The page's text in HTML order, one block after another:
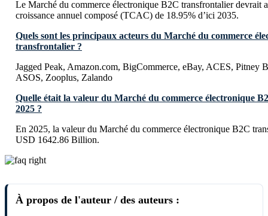
Le Marché du commerce électronique B2C transfrontalier devrait
croissance annuel composé (TCAC) de 18.95% d’ici 2035.
Quels sont les principaux acteurs du Marché du commerce
transfrontalier ?
Jagged Peak, Amazon.com, BigCommerce, eBay, ACES, Pitney
ASOS, Zooplus, Zalando
Quelle était la valeur du Marché du commerce électronique
2025 ?
En 2025, la valeur du Marché du commerce électronique B2C
USD 1642.86 Billion.
À propos de l'auteur / des auteurs :